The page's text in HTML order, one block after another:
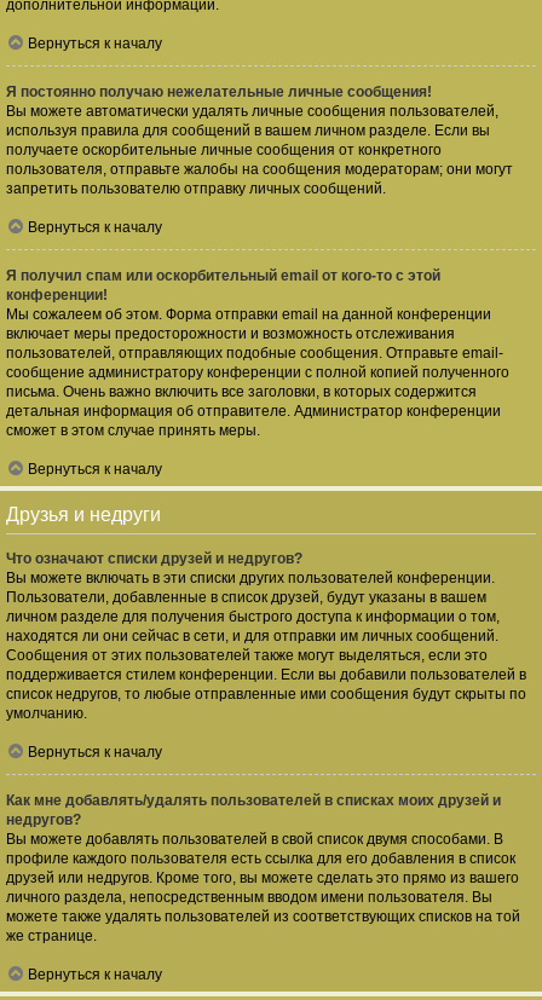
дополнительной информации.
Вернуться к началу
Я постоянно получаю нежелательные личные сообщения!
Вы можете автоматически удалять личные сообщения пользователей,
используя правила для сообщений в вашем личном разделе. Если вы
получаете оскорбительные личные сообщения от конкретного
пользователя, отправьте жалобы на сообщения модераторам; они могут
запретить пользователю отправку личных сообщений.
Вернуться к началу
Я получил спам или оскорбительный email от кого-то с этой
конференции!
Мы сожалеем об этом. Форма отправки email на данной конференции
включает меры предосторожности и возможность отслеживания
пользователей, отправляющих подобные сообщения. Отправьте email-
сообщение администратору конференции с полной копией полученного
письма. Очень важно включить все заголовки, в которых содержится
детальная информация об отправителе. Администратор конференции
сможет в этом случае принять меры.
Вернуться к началу
Друзья и недруги
Что означают списки друзей и недругов?
Вы можете включать в эти списки других пользователей конференции.
Пользователи, добавленные в список друзей, будут указаны в вашем
личном разделе для получения быстрого доступа к информации о том,
находятся ли они сейчас в сети, и для отправки им личных сообщений.
Сообщения от этих пользователей также могут выделяться, если это
поддерживается стилем конференции. Если вы добавили пользователей в
список недругов, то любые отправленные ими сообщения будут скрыты по
умолчанию.
Вернуться к началу
Как мне добавлять/удалять пользователей в списках моих друзей и
недругов?
Вы можете добавлять пользователей в свой список двумя способами. В
профиле каждого пользователя есть ссылка для его добавления в список
друзей или недругов. Кроме того, вы можете сделать это прямо из вашего
личного раздела, непосредственным вводом имени пользователя. Вы
можете также удалять пользователей из соответствующих списков на той
же странице.
Вернуться к началу